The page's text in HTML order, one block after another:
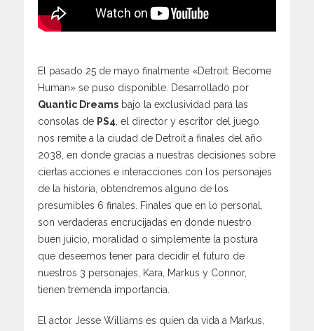
El pasado 25 de mayo finalmente «Detroit: Become
Human» se puso disponible. Desarrollado por
Quantic Dreams bajo la exclusividad para las
consolas de PS4, el director y escritor del juego
nos remite a la ciudad de Detroit a finales del año
2038, en donde gracias a nuestras decisiones sobre
ciertas acciones e interacciones con los personajes
de la historia, obtendremos alguno de los
presumibles 6 finales. Finales que en lo personal,
son verdaderas encrucijadas en donde nuestro
buen juicio, moralidad o simplemente la postura
que deseemos tener para decidir el futuro de
nuestros 3 personajes, Kara, Markus y Connor,
tienen tremenda importancia.
El actor Jesse Williams es quien da vida a Markus,